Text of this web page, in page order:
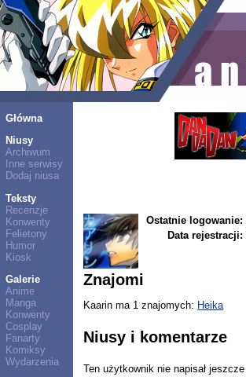
Główna
Niusy
Archiwum
Inne serwisy
Dodaj niusa
Teksty
Recenzje
Konwenty
Felietony
Humor
Kiosk
Galerie
Anime
Manga
Konwenty
Cosplay
Fanarty
Komiksy
Wydarzenia
Ostatnie logowanie:
Data rejestracji:
Znajomi
Kaarin ma 1 znajomych: Heika
Niusy i komentarze
Ten użytkownik nie napisał